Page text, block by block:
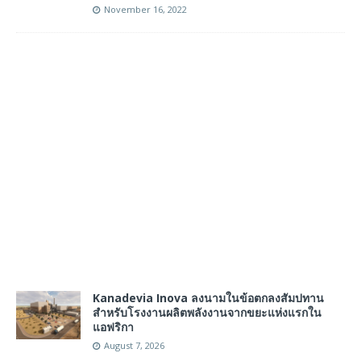
November 16, 2022
Kanadevia Inova ลงนามในข้อตกลงสัมปทาน
สำหรับโรงงานผลิตพลังงานจากขยะแห่งแรกใน
แอฟริกา
August 7, 2026